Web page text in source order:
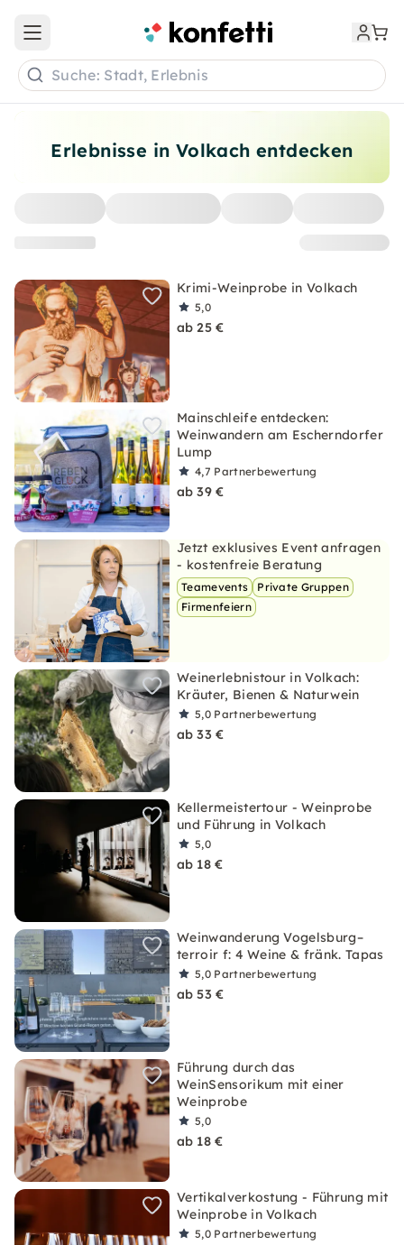
Erlebnisse in Volkach entdecken
Krimi-Weinprobe in Volkach
5,0
ab 25 €
Mainschleife entdecken:
Weinwandern am Escherndorfer
Lump
4,7 Partnerbewertung
ab 39 €
Jetzt exklusives Event anfragen
- kostenfreie Beratung
Teamevents
Private Gruppen
Firmenfeiern
Weinerlebnistour in Volkach:
Kräuter, Bienen & Naturwein
5,0 Partnerbewertung
ab 33 €
Kellermeistertour - Weinprobe
und Führung in Volkach
5,0
ab 18 €
Weinwanderung Vogelsburg–
terroir f: 4 Weine & fränk. Tapas
5,0 Partnerbewertung
ab 53 €
Führung durch das
WeinSensorikum mit einer
Weinprobe
5,0
ab 18 €
Vertikalverkostung - Führung mit
Weinprobe in Volkach
5,0 Partnerbewertung
Open main menu
Suche: Stadt, Erlebnis